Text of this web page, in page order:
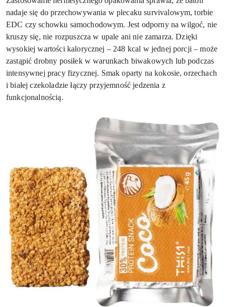
nadaje się do przechowywania w plecaku survivalowym, torbie
EDC czy schowku samochodowym. Jest odporny na wilgoć, nie
kruszy się, nie rozpuszcza w upale ani nie zamarza. Dzięki
wysokiej wartości kalorycznej – 248 kcal w jednej porcji – może
zastąpić drobny posiłek w warunkach biwakowych lub podczas
intensywnej pracy fizycznej. Smak oparty na kokosie, orzechach
i białej czekoladzie łączy przyjemność jedzenia z
funkcjonalnością.